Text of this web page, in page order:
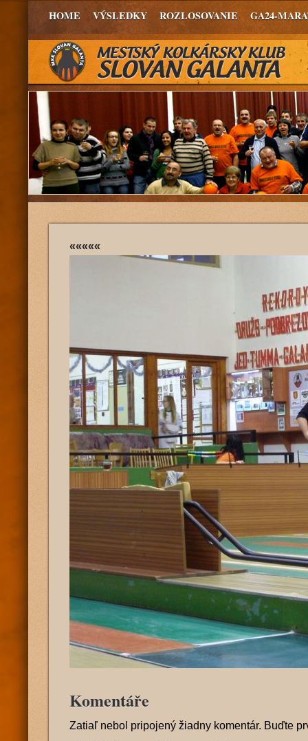
HOME VÝSLEDKY ROZLOSOVANIE GA24-
«««««
Komentáře
Zatiaľ nebol pripojený žiadny komentár. Buďte